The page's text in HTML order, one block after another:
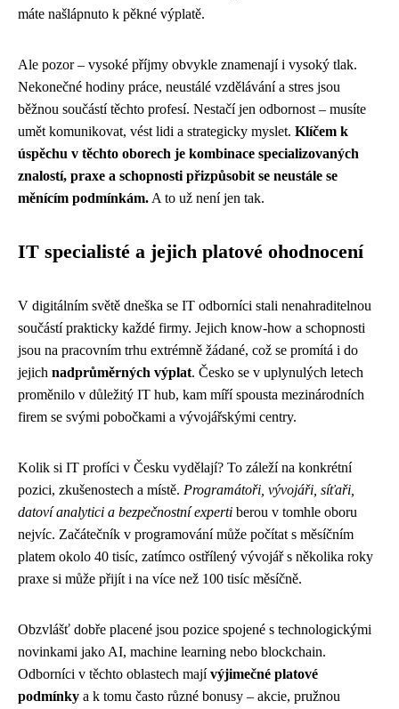
máte našlápnuto k pěkné výplatě.
Ale pozor – vysoké příjmy obvykle znamenají i vysoký tlak.
Nekonečné hodiny práce, neustálé vzdělávání a stres jsou
běžnou součástí těchto profesí. Nestačí jen odbornost – musíte
umět komunikovat, vést lidi a strategicky myslet. Klíčem k
úspěchu v těchto oborech je kombinace specializovaných
znalostí, praxe a schopnosti přizpůsobit se neustále se
měnícím podmínkám. A to už není jen tak.
IT specialisté a jejich platové ohodnocení
V digitálním světě dneška se IT odborníci stali nenahraditelnou
součástí prakticky každé firmy. Jejich know-how a schopnosti
jsou na pracovním trhu extrémně žádané, což se promítá i do
jejich nadprůměrných výplat. Česko se v uplynulých letech
proměnilo v důležitý IT hub, kam míří spousta mezinárodních
firem se svými pobočkami a vývojářskými centry.
Kolik si IT profíci v Česku vydělají? To záleží na konkrétní
pozici, zkušenostech a místě. Programátoři, vývojáři, síťaři,
datoví analytici a bezpečnostní experti berou v tomhle oboru
nejvíc. Začátečník v programování může počítat s měsíčním
platem okolo 40 tisíc, zatímco ostřílený vývojář s několika roky
praxe si může přijít i na více než 100 tisíc měsíčně.
Obzvlášť dobře placené jsou pozice spojené s technologickými
novinkami jako AI, machine learning nebo blockchain.
Odborníci v těchto oblastech majívýjimečné platové
podmínky a k tomu často různé bonusy – akcie, pružnou